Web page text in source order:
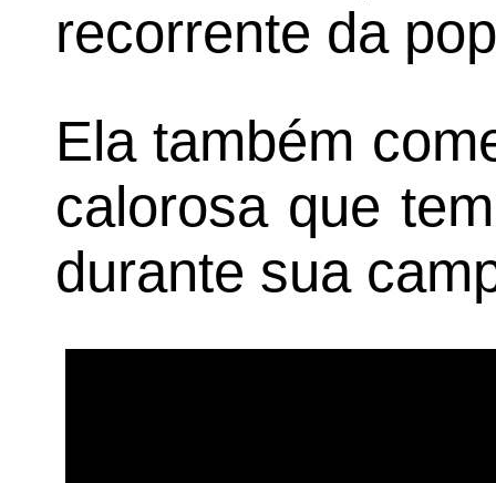
recorrente da
Ela também
calorosa que
durante sua